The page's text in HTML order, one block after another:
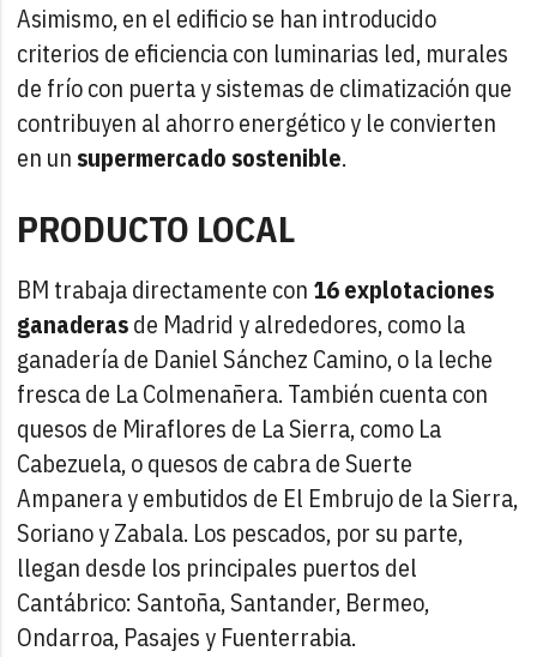
Asimismo, en el edificio se han introducido
criterios de eficiencia con luminarias led, murales
de frío con puerta y sistemas de climatización que
contribuyen al ahorro energético y le convierten
en un supermercado sostenible.
PRODUCTO LOCAL
BM trabaja directamente con 16 explotaciones
ganaderasde Madrid y alrededores, como la
ganadería de Daniel Sánchez Camino, o la leche
fresca de La Colmenañera. También cuenta con
quesos de Miraflores de La Sierra, como La
Cabezuela, o quesos de cabra de Suerte
Ampanera y embutidos de El Embrujo de la Sierra,
Soriano y Zabala. Los pescados, por su parte,
llegan desde los principales puertos del
Cantábrico: Santoña, Santander, Bermeo,
Ondarroa, Pasajes y Fuenterrabia.